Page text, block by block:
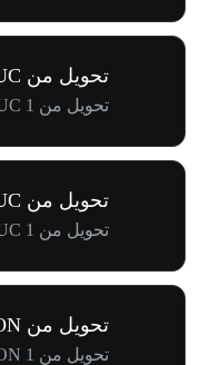
تحويل من USDUC إلى JPY
تحويل من 1 USDUC إلى 円0.4972
تحويل من USDUC إلى BRL
تحويل من 1 USDUC إلى R$0.0161
تحويل من SHOPON إلى GBP
تحويل من 1 SHOPON إلى £110.61